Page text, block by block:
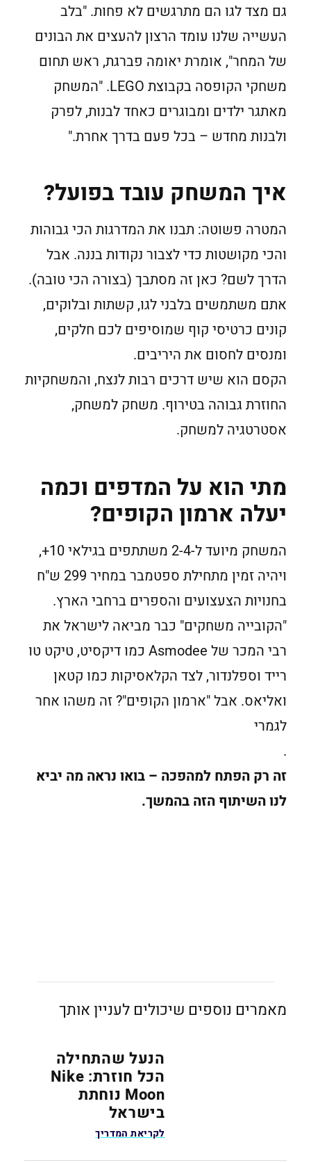
גם מצד לגו הם מתרגשים לא פחות. "בלב
העשייה שלנו עומד הרצון להעצים את הבונים
של המחר", אומרת יאומה פברגת, ראש תחום
משחקי הקופסה בקבוצת LEGO. "המשחק
מאתגר ילדים ומבוגרים כאחד לבנות, לפרק
ולבנות מחדש – בכל פעם בדרך אחרת."
איך המשחק עובד בפועל?
המטרה פשוטה: תבנו את המדרגות הכי גבוהות
והכי מקושטות כדי לצבור נקודות בננה. אבל
הדרך לשם? כאן זה מסתבך (בצורה הכי טובה).
אתם משתמשים בלבני לגו, קשתות ובלוקים,
קונים כרטיסי קוף שמוסיפים לכם חלקים,
ומנסים לחסום את היריבים.
הקסם הוא שיש דרכים רבות לנצח, והמשחקיות
החוזרת גבוהה בטירוף. משחק למשחק,
אסטרטגיה למשחק.
מתי הוא על המדפים וכמה
יעלה ארמון הקופים?
המשחק מיועד ל-2-4 משתתפים בגילאי 10+,
ויהיה זמין מתחילת ספטמבר במחיר 299 ש"ח
בחנויות הצעצועים והספרים ברחבי הארץ.
"הקובייה משחקים" כבר מביאה לישראל את
רבי המכר של Asmodee כמו דיקסיט, טיקט טו
רייד וספלנדור, לצד הקלאסיקות כמו קטאן
ואליאס. אבל "ארמון הקופים"? זה משהו אחר
לגמרי
.
זה רק הפתח למהפכה – בואו נראה מה יביא
לנו השיתוף הזה בהמשך.
מאמרים נוספים שיכולים לעניין אותך
הנעל שהתחילה
הכל חוזרת: Nike
Moon נוחתת
בישראל
לקריאת המדריך